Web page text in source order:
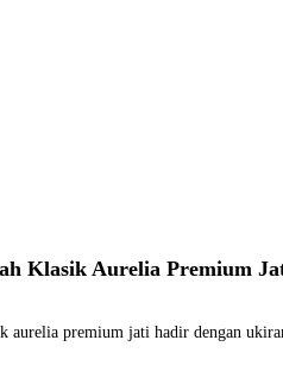
Klasik Aurelia Premium
aurelia premium jati hadir dengan